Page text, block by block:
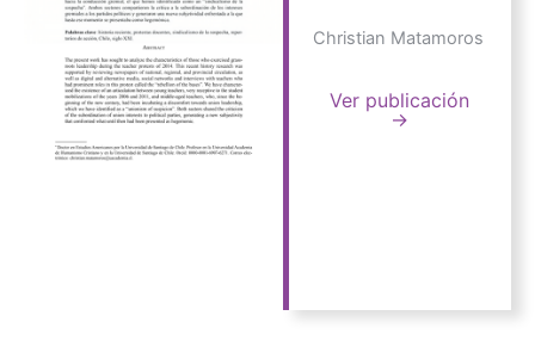
Christian Matamoros
Ver publicación
→